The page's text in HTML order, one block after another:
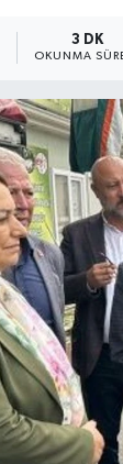
3 DK
OKUNMA